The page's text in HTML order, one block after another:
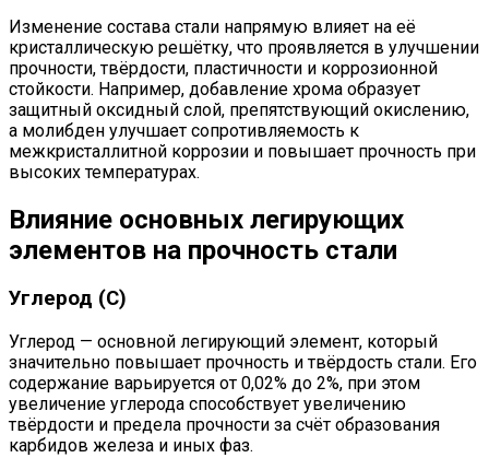
Изменение состава стали напрямую влияет на её
кристаллическую решётку, что проявляется в улучшении
прочности, твёрдости, пластичности и коррозионной
стойкости. Например, добавление хрома образует
защитный оксидный слой, препятствующий окислению,
а молибден улучшает сопротивляемость к
межкристаллитной коррозии и повышает прочность при
высоких температурах.
Влияние основных легирующих
элементов на прочность стали
Углерод (C)
Углерод — основной легирующий элемент, который
значительно повышает прочность и твёрдость стали. Его
содержание варьируется от 0,02% до 2%, при этом
увеличение углерода способствует увеличению
твёрдости и предела прочности за счёт образования
карбидов железа и иных фаз.